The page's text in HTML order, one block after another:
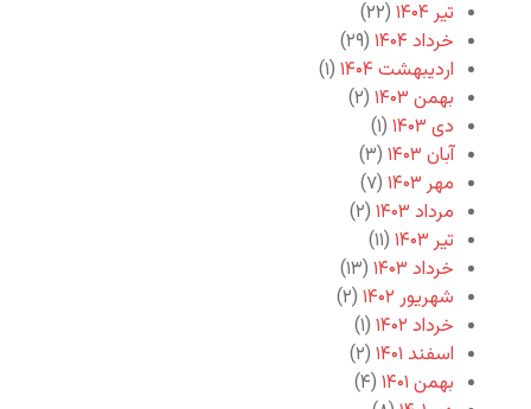
تیر ۱۴۰۴
(۲۲)
خرداد ۱۴۰۴
(۲۹)
اردیبهشت ۱۴۰۴
(۱)
بهمن ۱۴۰۳
(۲)
دی ۱۴۰۳
(۱)
آبان ۱۴۰۳
(۳)
مهر ۱۴۰۳
(۷)
مرداد ۱۴۰۳
(۲)
تیر ۱۴۰۳
(۱۱)
خرداد ۱۴۰۳
(۱۳)
شهریور ۱۴۰۲
(۲)
خرداد ۱۴۰۲
(۱)
اسفند ۱۴۰۱
(۲)
بهمن ۱۴۰۱
(۴)